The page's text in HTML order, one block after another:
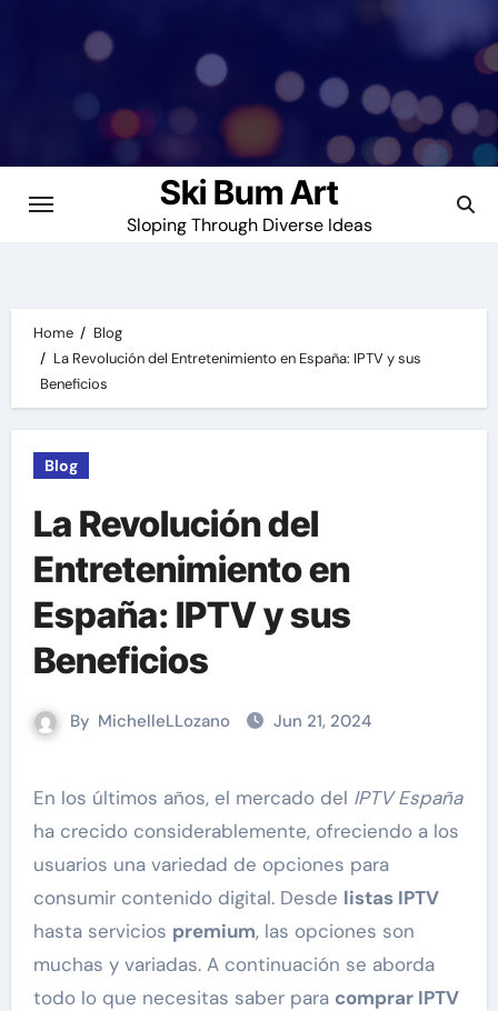
Ski Bum Art
Sloping Through Diverse Ideas
Home
Blog
La Revolución del Entretenimiento en España: IPTV y sus
Beneficios
Blog
La Revolución del
Entretenimiento en
España: IPTV y sus
Beneficios
By MichelleLLozano Jun 21, 2024
En los últimos años, el mercado del IPTV España
ha crecido considerablemente, ofreciendo a los
usuarios una variedad de opciones para
consumir contenido digital. Desde listas IPTV
hasta servicios premium, las opciones son
muchas y variadas. A continuación se aborda
todo lo que necesitas saber para comprar IPTV